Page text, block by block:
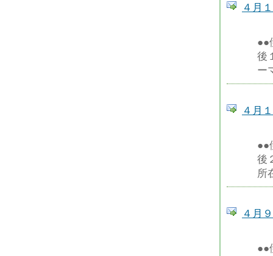
４月
●●
後
ー
４月
●●
後
所
４月
●●